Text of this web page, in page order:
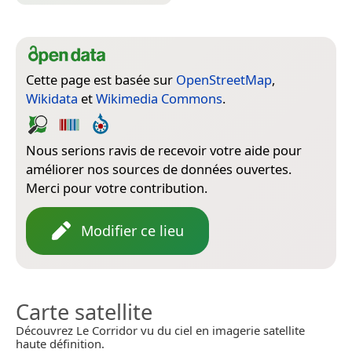
Cette page est basée sur OpenStreetMap,
Wikidata etWikimedia Commons.
Nous serions ravis de recevoir votre aide pour
améliorer nos sources de données ouvertes.
Merci pour votre contribution.
Modifier ce lieu
Carte satellite
Découvrez Le Corridor vu du ciel en imagerie satellite
haute définition.